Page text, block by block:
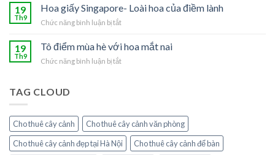
Thủy
vớinghĩa
hoa
19
Th9
Hoa giấy Singapore- Loài hoa của điềm lành
Chức năng bình luận bị tắt
giấy
19
Th9
Tô điểm mùa hè với hoa mắt nai
Chức năng bình luận bị tắt
hoa
mắt
nai
TAG CLOUD
Cho thuê cây cảnh
Cho thuê cây cảnh văn phòng
Cho thuê cây cảnh đẹp tại Hà Nội
Cho thuê cây cảnh để bàn